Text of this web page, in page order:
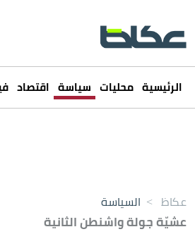
الرئيسية محليات سياسة اقتصاد
عكاظ > السياسة
عشيّة جولة واشنطن الثانية